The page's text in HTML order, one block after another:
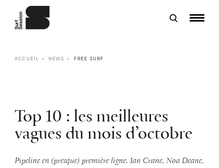
ACCUEIL NEWS FREE SURF
Top 10 : les meilleures
vagues du mois d’octobre
Pipeline en (presque) première ligne. Ian Crane, Noa Deane,